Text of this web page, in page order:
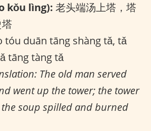
kǒu lìng): 老头端汤上塔，塔
tóu duān tāng shàng tǎ, tǎ
tāng tàng tǎ
The old man served
went up the tower; the tower
soup spilled and burned